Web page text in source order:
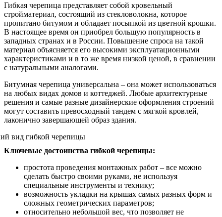
Гибкая черепица представляет собой кровельный
стройматериал, состоящий из стекловолокна, которое
пропитано битумом и обладает посыпкой из цветной крошки.
В настоящее время он приобрел большую популярность в
западных странах и в России. Повышение спроса на такой
материал объясняется его высокими эксплуатационными
характеристиками и в то же время низкой ценой, в сравнении
с натуральными аналогами.
Битумная черепица универсальна – она может использоваться
на любых видах домов и коттеджей. Любые архитектурные
решения и самые разные дизайнерские оформления строений
могут составить превосходный тандем с мягкой кровлей,
лаконично завершающей образ здания.
Ключевые достоинства гибкой черепицы:
простота проведения монтажных работ – все можно
сделать быстро своими руками, не используя
специальные инструменты и технику;
возможность укладки на крышах самых разных форм и
сложных геометрических параметров;
относительно небольшой вес, что позволяет не